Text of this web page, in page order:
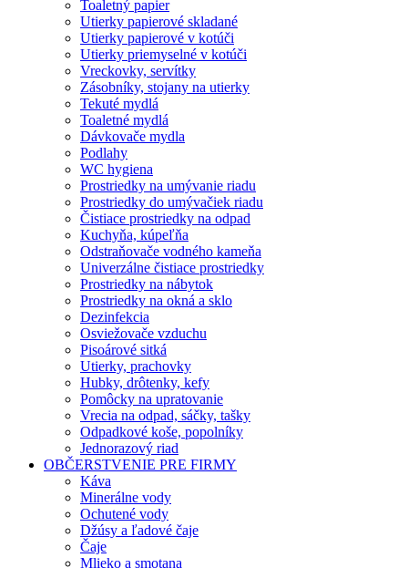
Toaletný papier
Utierky papierové skladané
Utierky papierové v kotúči
Utierky priemyselné v kotúči
Vreckovky, servítky
Zásobníky, stojany na utierky
Tekuté mydlá
Toaletné mydlá
Dávkovače mydla
Podlahy
WC hygiena
Prostriedky na umývanie riadu
Prostriedky do umývačiek riadu
Čistiace prostriedky na odpad
Kuchyňa, kúpeľňa
Odstraňovače vodného kameňa
Univerzálne čistiace prostriedky
Prostriedky na nábytok
Prostriedky na okná a sklo
Dezinfekcia
Osviežovače vzduchu
Pisoárové sitká
Utierky, prachovky
Hubky, drôtenky, kefy
Pomôcky na upratovanie
Vrecia na odpad, sáčky, tašky
Odpadkové koše, popolníky
Jednorazový riad
OBČERSTVENIE PRE FIRMY
Káva
Minerálne vody
Ochutené vody
Džúsy a ľadové čaje
Čaje
Mlieko a smotana